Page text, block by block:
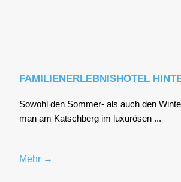
FAMILIENERLEBNISHOTEL
Sowohl den Som­mer- als auch den
man am Katsch­berg im luxu­rö­sen ...
Mehr →